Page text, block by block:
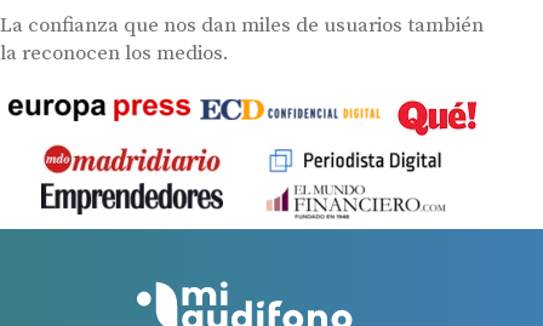
La confianza que nos dan miles de usuarios también
la reconocen los medios.